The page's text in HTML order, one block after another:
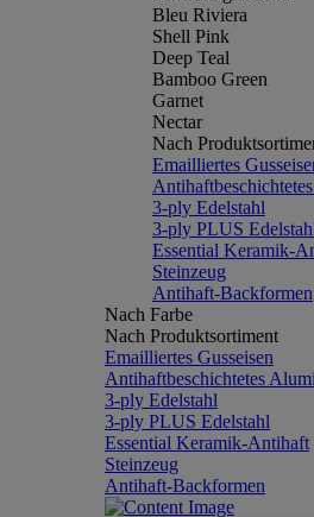
Bleu Riviera
Shell Pink
Deep Teal
Bamboo Green
Garnet
Nectar
Nach
Emailliertes
3-ply Edelstahl
3-ply PLUS
Essential Keramik-
Steinzeug
Antihaft-Backformen
Nach Farbe
Nach Produktsortiment
Emailliertes Gusseisen
Antihaftbeschichtetes
3-ply Edelstahl
3-ply PLUS Edelstahl
Essential Keramik-Antihaft
Steinzeug
Antihaft-Backformen